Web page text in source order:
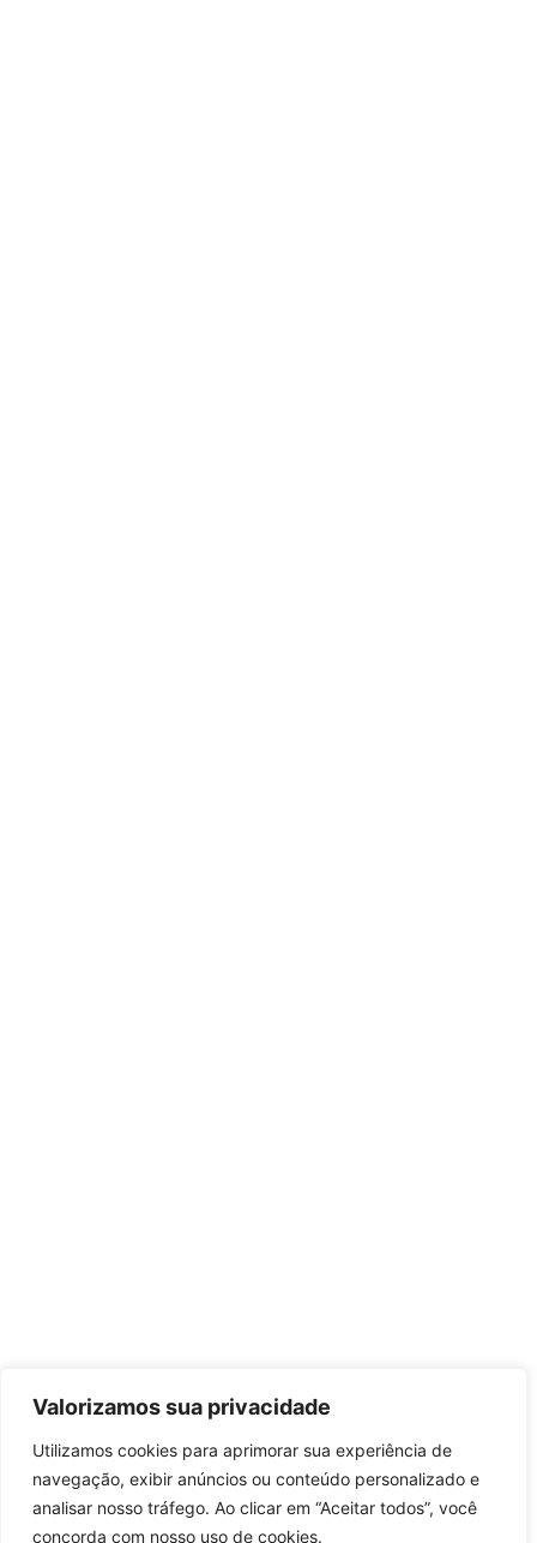
Valorizamos sua privacidade
Utilizamos cookies para aprimorar sua experiência de
navegação, exibir anúncios ou conteúdo personalizado e
analisar nosso tráfego. Ao clicar em “Aceitar todos”, você
concorda com nosso uso de cookies.